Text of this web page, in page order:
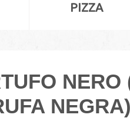
PIZZA
NEGRA)